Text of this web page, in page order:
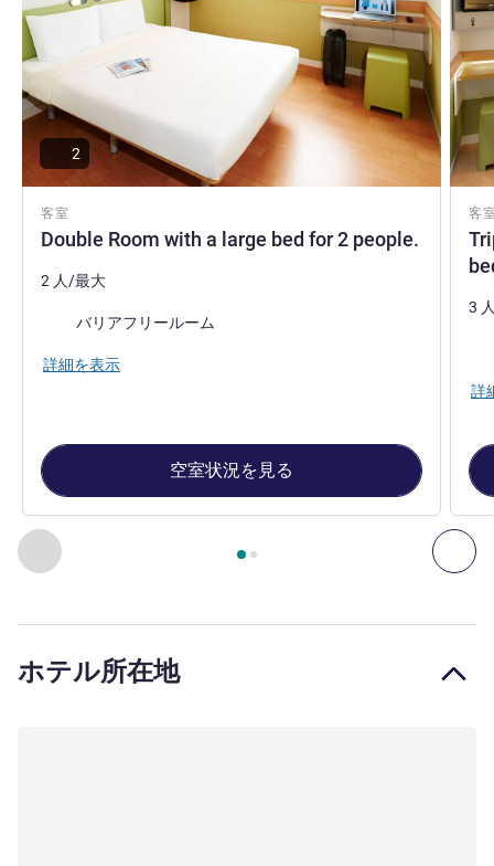
前に戻る - 客室 次
2ページ中 , 客室 1 : Double Room with a large
客室
Double Room with a large bed for 2 people.
2
2 人/最大
バリアフリールーム
詳細を表示
空室状況を見る
客
3
詳
ホテル所在地